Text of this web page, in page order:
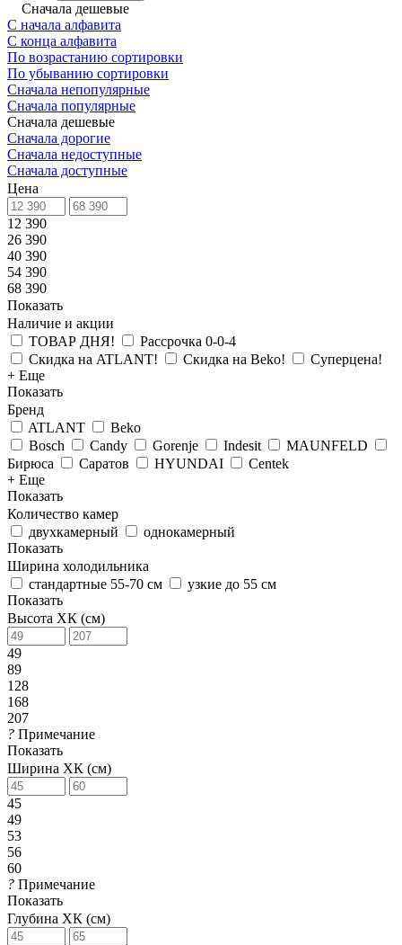
Сначала дешевые
С начала алфавита
С конца алфавита
По возрастанию сортировки
По убыванию сортировки
Сначала непопулярные
Сначала популярные
Сначала дешевые
Сначала дорогие
Сначала недоступные
Сначала доступные
Цена
12 390
26 390
40 390
54 390
68 390
Показать
Наличие и акции
ТОВАР ДНЯ!
Рассрочка 0-0-4
Скидка на ATLANT!
Скидка на Beko!
Суперцена!
+ Еще
Показать
Бренд
ATLANT
Beko
Bosch
Candy Gorenje Indesit
MAUNFELD
Бирюса
Саратов HYUNDAI
Centek
+ Еще
Показать
Количество камер
двухкамерный
однокамерный
Показать
Ширина холодильника
стандартные 55-70 см
узкие до 55 см
Показать
Высота ХК (см)
49
89
128
168
207
? Примечание
Показать
Ширина ХК (см)
45
49
53
56
60
? Примечание
Показать
Глубина ХК (см)